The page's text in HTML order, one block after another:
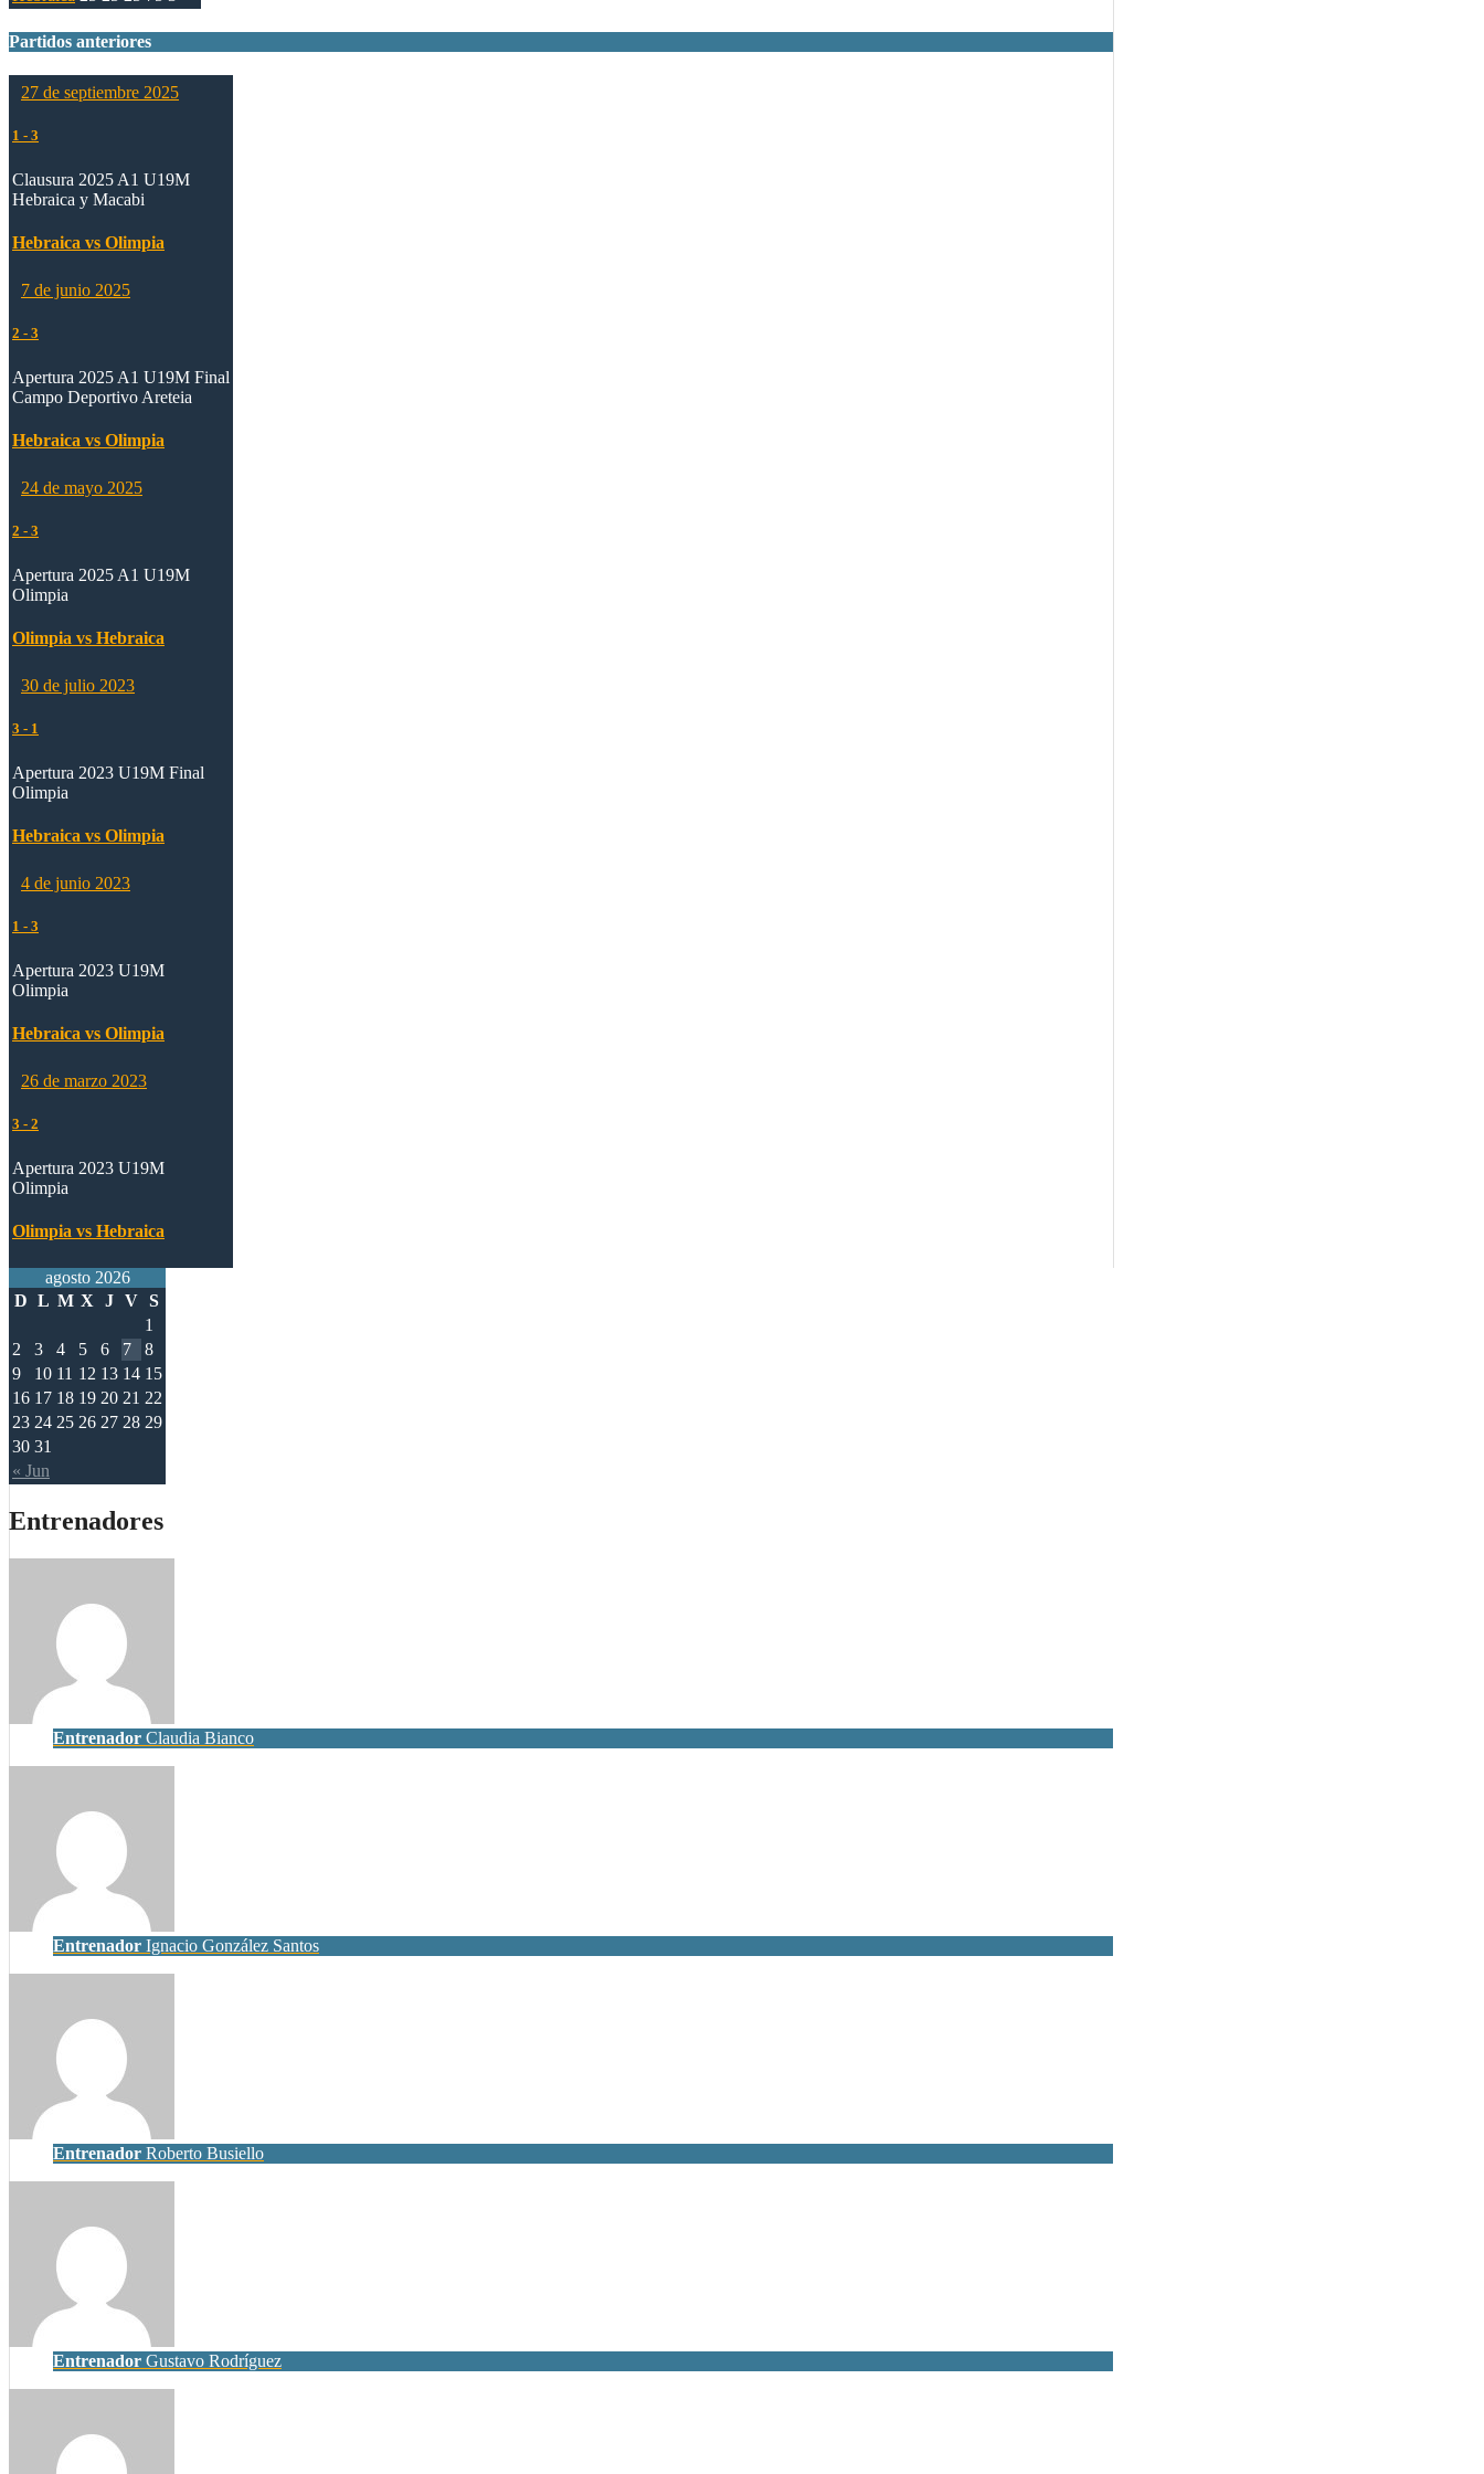
Partidos anteriores
27 de septiembre 2025
1 - 3
Clausura 2025 A1 U19M
Hebraica y Macabi
Hebraica vs Olimpia
7 de junio 2025
2 - 3
Apertura 2025 A1 U19M Final
Campo Deportivo Areteia
Hebraica vs Olimpia
24 de mayo 2025
2 - 3
Apertura 2025 A1 U19M
Olimpia
Olimpia vs Hebraica
30 de julio 2023
3 - 1
Apertura 2023 U19M Final
Olimpia
Hebraica vs Olimpia
4 de junio 2023
1 - 3
Apertura 2023 U19M
Olimpia
Hebraica vs Olimpia
26 de marzo 2023
3 - 2
Apertura 2023 U19M
Olimpia
Olimpia vs Hebraica
agosto 2026
D L M X J V S
« Jun
1
2
3 4 5 6 7
8
9
10 11 12 13 14 15
16 17 18 19 20 21 22
23 24 25 26 27 28 29
30 31
Entrenadores
Entrenador Claudia Bianco
Entrenador Ignacio González Santos
Entrenador Roberto Busiello
Entrenador Gustavo Rodríguez